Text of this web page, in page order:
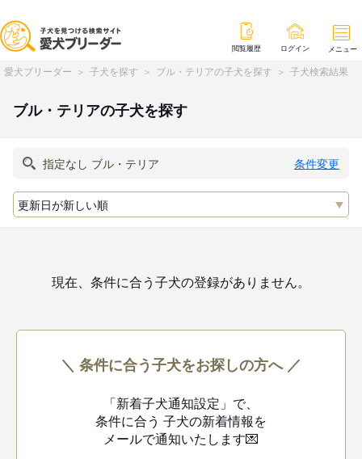
閲覧履歴 ログイン メニュー
愛犬ブリーダー 子犬を探す ブル・テリアの子犬を探す 子犬検索結果
ブル・テリアの子犬を探す
条件変更
現在、条件に合う子犬の登録がありません。
＼ 条件に合う子犬をお探しの方へ ／
「新着子犬通知設定」で、
条件に合う 子犬の新着情報を
メールで通知いたします💌